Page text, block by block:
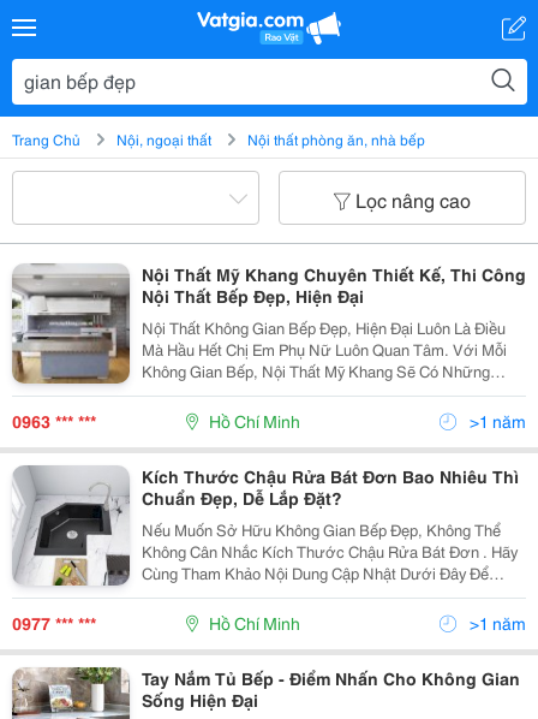
Trang Chủ Nội, ngoại thất Nội thất phòng ăn, nhà bếp
Lọc nâng cao
Nội Thất Mỹ Khang Chuyên Thiết Kế, Thi Công
Nội Thất Bếp Đẹp, Hiện Đại
Nội Thất Không Gian Bếp Đẹp, Hiện Đại Luôn Là Điều
Mà Hầu Hết Chị Em Phụ Nữ Luôn Quan Tâm. Với Mỗi
Không Gian Bếp, Nội Thất Mỹ Khang Sẽ Có Những
Thiết Kế Phù Hợp Cho Từng Không Gian Bếp Và Nhu
Cầu Sử Dụng Của Chị Em Phụ Nữ. Nội Thất Mỹ Khang
Với Nhiề
0963 *** *** Hồ Chí Minh >1 năm
Kích Thước Chậu Rửa Bát Đơn Bao Nhiêu Thì
Chuẩn Đẹp, Dễ Lắp Đặt?
Nếu Muốn Sở Hữu Không Gian Bếp Đẹp, Không Thể
Không Cân Nhắc Kích Thước Chậu Rửa Bát Đơn . Hãy
Cùng Tham Khảo Nội Dung Cập Nhật Dưới Đây Để
Chọn Lựa Kích Thước Chậu Rửa Bát Đơn Phù Hợp Bạn
0977 *** *** Hồ Chí Minh >1 năm
Tay Nắm Tủ Bếp - Điểm Nhấn Cho Không Gian
Sống Hiện Đại